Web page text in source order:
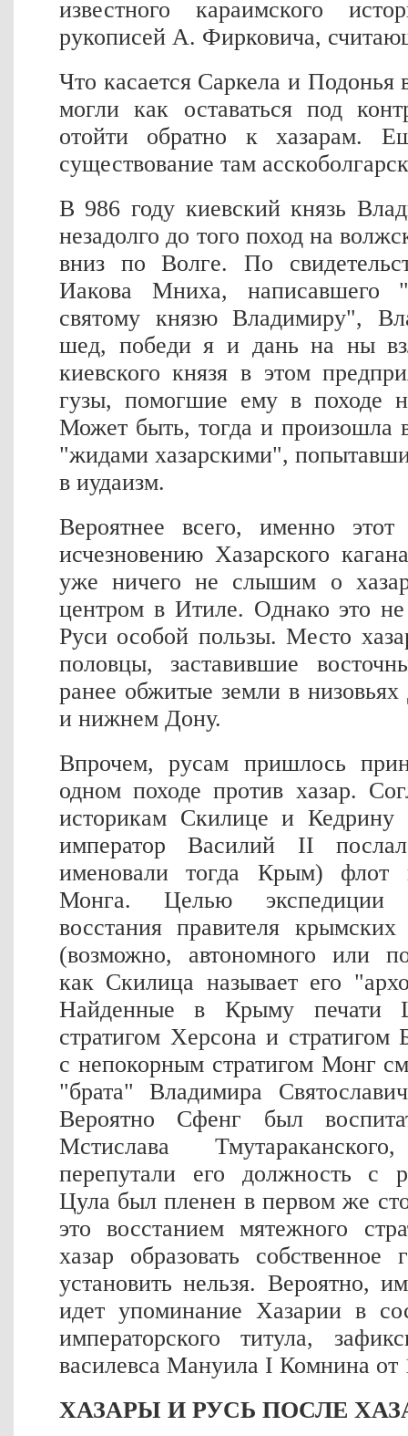
известного караимского
рукописей А. Фирковича,
Что касается Саркела и Подонья
могли как оставаться под
отойти обратно к хазарам.
существование там
В 986 году киевский князь
незадолго до того поход на
вниз по Волге. По
Иакова Мниха, написавшего
святому князю Владимиру",
шед, победи я и дань на ны
киевского князя в этом
гузы, помогшие ему в походе
Может быть, тогда и произошла
"жидами хазарскими",
в иудаизм.
Вероятнее всего, именно
исчезновению Хазарского
уже ничего не слышим о
центром в Итиле. Однако это
Руси особой пользы. Место
половцы, заставившие
ранее обжитые земли в
и нижнем Дону.
Впрочем, русам пришлось
одном походе против хазар.
историкам Скилице и Кедрину
император Василий II
именовали тогда Крым) флот
Монга. Целью экспедиции
восстания правителя
(возможно, автономного или
как Скилица называет его
Найденные в Крыму печати
стратигом Херсона и стратигом
с непокорным стратигом Монг
"брата" Владимира
Вероятно Сфенг был
Мстислава
перепутали его должность с
Цула был пленен в первом же
это восстанием мятежного
хазар образовать собственное
установить нельзя. Вероятно,
идет упоминание Хазарии в
императорского титула,
василевса Мануила I Комнина от
ХАЗАРЫ И РУСЬ ПОСЛЕ